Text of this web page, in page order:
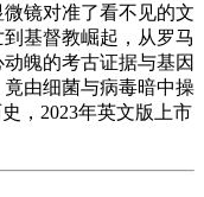
镜对准了看不见的文
基督教崛起，从罗马
魄的考古证据与基因
由细菌与病毒暗中操
，2023年英文版上市